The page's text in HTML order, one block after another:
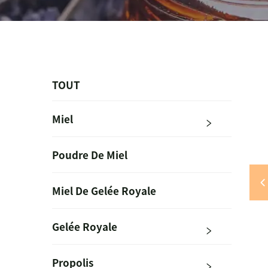
TOUT
Miel
Poudre De Miel
Miel De Gelée Royale
Gelée Royale
Propolis